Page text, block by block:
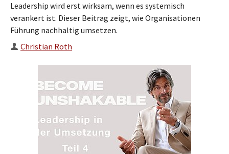
Leadership wird erst wirksam, wenn es systemisch
verankert ist. Dieser Beitrag zeigt, wie Organisationen
Führung nachhaltig umsetzen.
Author
Christian Roth